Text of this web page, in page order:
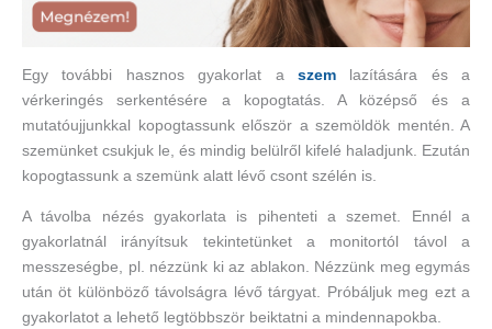
Egy további hasznos gyakorlat a szem
lazítására és a
vérkeringés serkentésére a kopogtatás. A középső és a
mutatóujjunkkal kopogtassunk először a szemöldök mentén. A
szemünket csukjuk le, és mindig belülről kifelé haladjunk. Ezután
kopogtassunk a szemünk alatt lévő csont szélén is.
A távolba nézés gyakorlata is pihenteti a szemet. Ennél a
gyakorlatnál irányítsuk tekintetünket a monitortól távol a
messzeségbe, pl. nézzünk ki az ablakon. Nézzünk meg egymás
után öt különböző távolságra lévő tárgyat. Próbáljuk meg ezt a
gyakorlatot a lehető legtöbbször beiktatni a mindennapokba.